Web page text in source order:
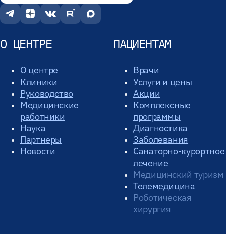
О ЦЕНТРЕ
О центре
Клиники
Руководство
Медицинские
работники
Наука
Партнеры
Новости
ПАЦИЕНТАМ
Врачи
Услуги и цены
Акции
Комплексные
программы
Диагностика
Заболевания
Санаторно-курортное
лечение
Медицинский туризм
Телемедицина
Роботическая
хирургия